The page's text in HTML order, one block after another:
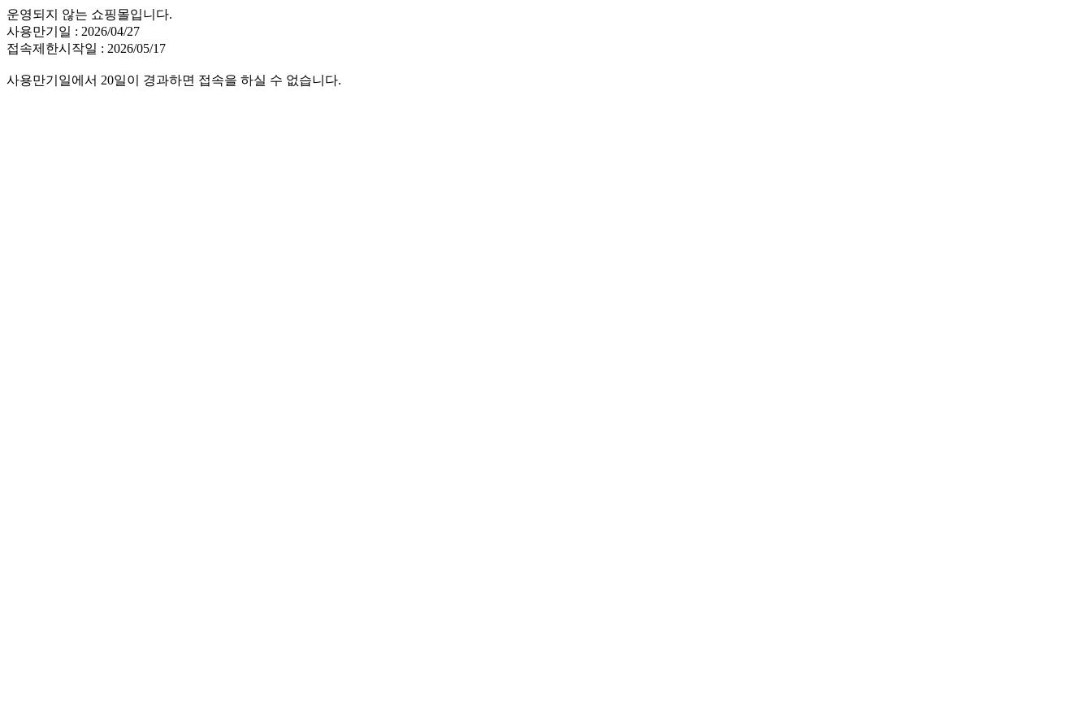
운영되지 않는 쇼핑몰입니다.
사용만기일 : 2026/04/27
접속제한시작일 : 2026/05/17
사용만기일에서 20일이 경과하면 접속을 하실 수 없습니다.